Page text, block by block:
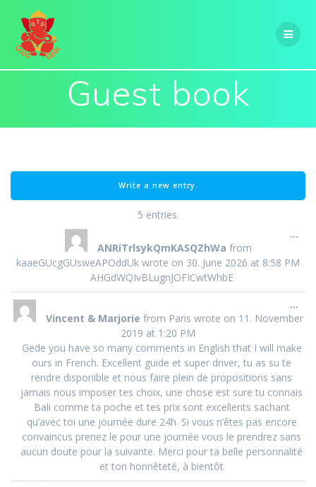
Guest book
5 entries.
ANRiTrlsykQmKASQZhWa from
kaaeGUcgGUsweAPOddUk wrote on 30. June 2026 at 8:58 PM
AHGdWQIvBLugnJOFICwtWhbE
...
Vincent & Marjorie from Paris wrote on 11. November
2019 at 1:20 PM
Gede you have so many comments in English that I will make
ours in French. Excellent guide et super driver, tu as su te
rendre disponible et nous faire plein de propositions sans
jamais nous imposer tes choix, une chose est sure tu connais
Bali comme ta poche et tes prix sont excellents sachant
qu’avec toi une journée dure 24h. Si vous n’êtes pas encore
convaincus prenez le pour une journée vous le prendrez sans
aucun doute pour la suivante. Merci pour ta belle personnalité
et ton honnêteté, à bientôt
...
this